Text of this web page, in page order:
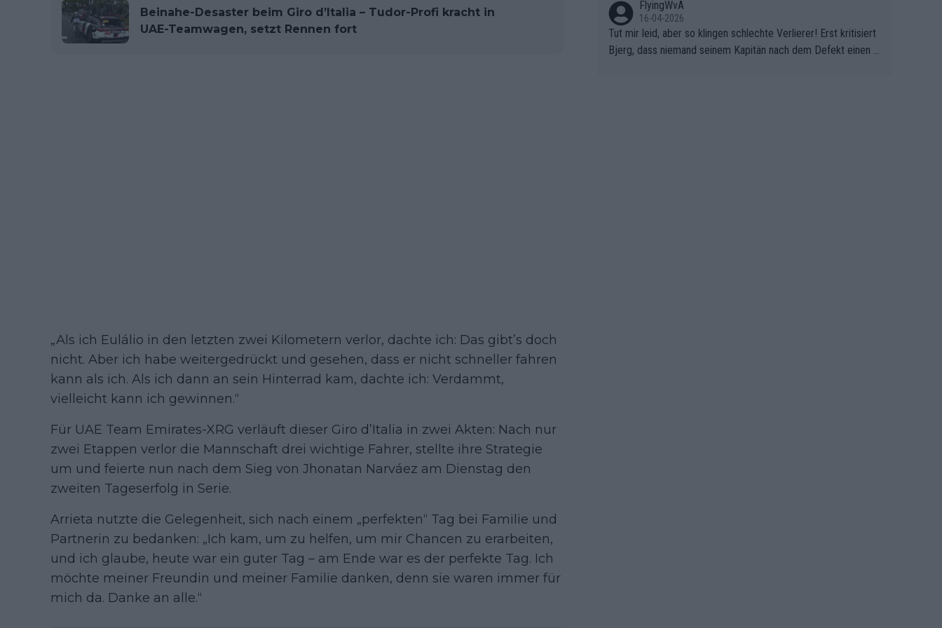
Beinahe-Desaster beim Giro d’Italia – Tudor-Profi kracht in
UAE-Teamwagen, setzt Rennen fort
„Als ich Eulálio in den letzten zwei Kilometern verlor, dachte ich: Das gibt’s doch
nicht. Aber ich habe weitergedrückt und gesehen, dass er nicht schneller fahren
kann als ich. Als ich dann an sein Hinterrad kam, dachte ich: Verdammt,
vielleicht kann ich gewinnen.“
Für UAE Team Emirates-XRG verläuft dieser Giro d’Italia in zwei Akten: Nach nur
zwei Etappen verlor die Mannschaft drei wichtige Fahrer, stellte ihre Strategie
um und feierte nun nach dem Sieg von Jhonatan Narváez am Dienstag den
zweiten Tageserfolg in Serie.
Arrieta nutzte die Gelegenheit, sich nach einem „perfekten“ Tag bei Familie und
Partnerin zu bedanken: „Ich kam, um zu helfen, um mir Chancen zu erarbeiten,
und ich glaube, heute war ein guter Tag – am Ende war es der perfekte Tag. Ich
möchte meiner Freundin und meiner Familie danken, denn sie waren immer für
mich da. Danke an alle.“
FlyingWvA
16-04-2026
Tut mir leid, aber so klingen schlechte Verlierer! Erst kritisiert
Bjerg, dass niemand seinem Kapitän nach dem Defekt einen r